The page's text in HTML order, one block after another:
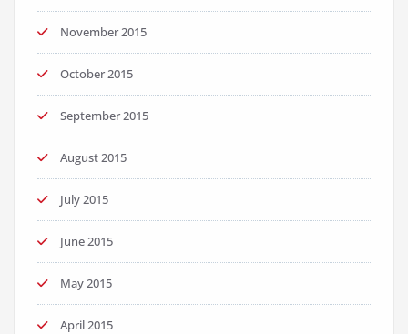
November 2015
October 2015
September 2015
August 2015
July 2015
June 2015
May 2015
April 2015